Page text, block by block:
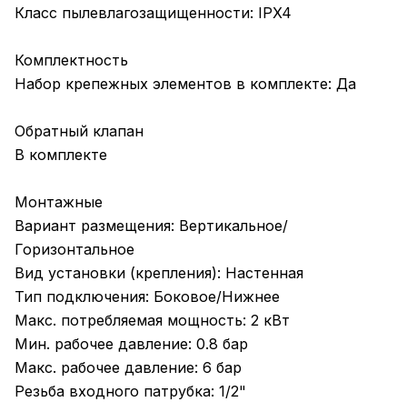
Класс пылевлагозащищенности: IPX4
Комплектность
Набор крепежных элементов в комплекте: Да
Обратный клапан
В комплекте
Монтажные
Вариант размещения: Вертикальное/
Горизонтальное
Вид установки (крепления): Настенная
Тип подключения: Боковое/Нижнее
Макс. потребляемая мощность: 2 кВт
Мин. рабочее давление: 0.8 бар
Макс. рабочее давление: 6 бар
Резьба входного патрубка: 1/2"